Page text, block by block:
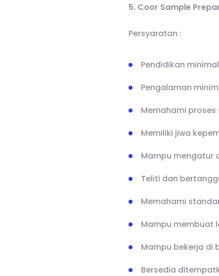
5. Coor Sample
Persyaratan :
Pendidikan
Pengalaman
Memahami
Memiliki jiwa
Mampu mengatur
Teliti dan
Memahami
Mampu membuat
Mampu bekerja di
Bersedia